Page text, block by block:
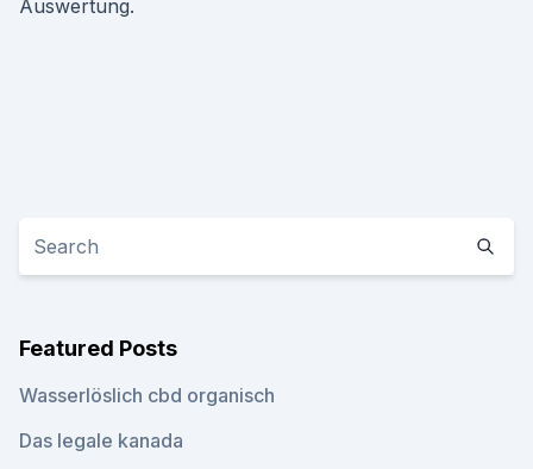
Auswertung.
Featured Posts
Wasserlöslich cbd organisch
Das legale kanada